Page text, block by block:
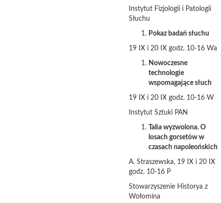
Instytut Fizjologii i Patologii
Słuchu
Pokaz badań słuchu
19 IX i 20 IX godz. 10-16 Wa
Nowoczesne
technologie
wspomagające słuch
19 IX i 20 IX godz. 10-16 W
Instytut Sztuki PAN
Talia wyzwolona. O
losach gorsetów w
czasach napoleońskich
A. Straszewska, 19 IX i 20 IX
godz. 10-16 P
Stowarzyszenie Historya z
Wołomina